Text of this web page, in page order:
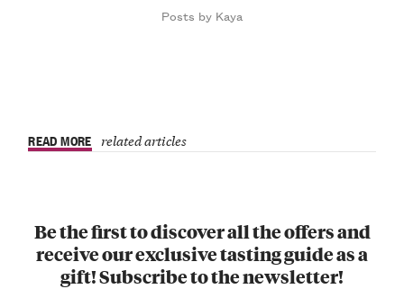
Posts by Kaya
READ MORE related articles
Be the first to discover all the offers and
receive our exclusive tasting guide as a
gift! Subscribe to the newsletter!